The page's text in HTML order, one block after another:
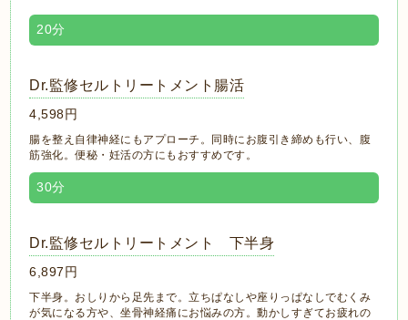
20分
Dr.監修セルトリートメント腸活
4,598円
腸を整え自律神経にもアプローチ。同時にお腹引き締めも行い、腹
筋強化。便秘・妊活の方にもおすすめです。
30分
Dr.監修セルトリートメント 下半身
6,897円
下半身。おしりから足先まで。立ちぱなしや座りっぱなしでむくみ
が気になる方や、坐骨神経痛にお悩みの方。動かしすぎてお疲れの